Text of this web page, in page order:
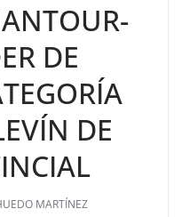
DE
DE
MARTÍNEZ